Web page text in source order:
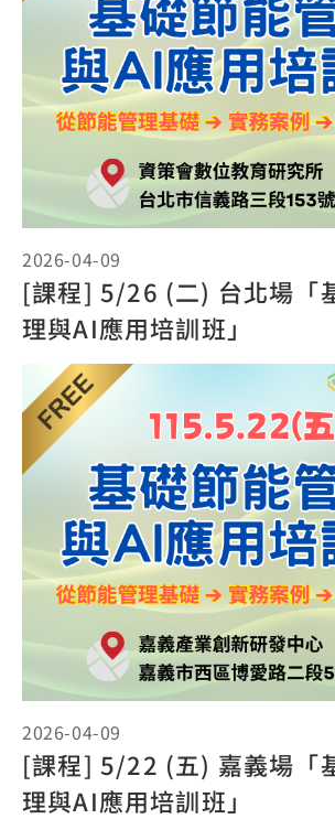
2026-04-09
[課程] 5/26 (二) 台北場「
理與AI應用培訓班」
2026-04-09
[課程] 5/22 (五) 嘉義場「
理與AI應用培訓班」